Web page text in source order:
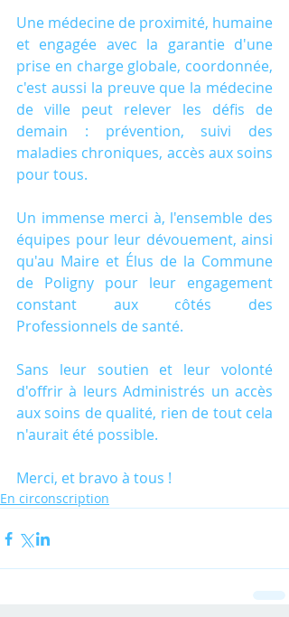
Une médecine de proximité, humaine
et engagée avec la garantie d'une
prise en charge globale, coordonnée,
c'est aussi la preuve que la médecine
de ville peut relever les défis de
demain : prévention, suivi des
maladies chroniques, accès aux soins
pour tous.
Un immense merci à, l'ensemble des
équipes pour leur dévouement, ainsi
qu'au Maire et Élus de la Commune
de Poligny pour leur engagement
constant aux côtés des
Professionnels de santé.
Sans leur soutien et leur volonté
d'offrir à leurs Administrés un accès
aux soins de qualité, rien de tout cela
n'aurait été possible.
Merci, et bravo à tous !
En circonscription